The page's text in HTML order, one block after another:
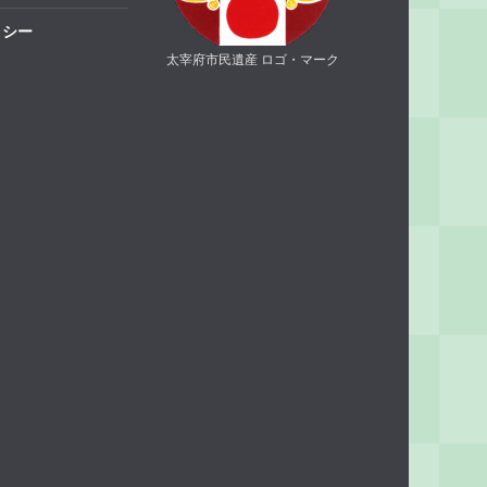
ー
太宰府市民遺産 ロゴ・マーク